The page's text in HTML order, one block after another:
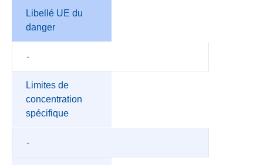
Libellé UE du
danger
-
Limites de
concentration
spécifique
-